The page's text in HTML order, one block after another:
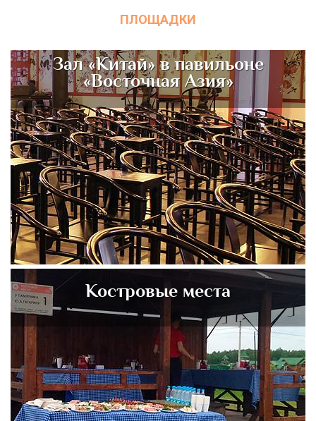
ПЛОЩАДКИ
Зал «Китай» в павильоне
«Восточная Азия»
Костровые места